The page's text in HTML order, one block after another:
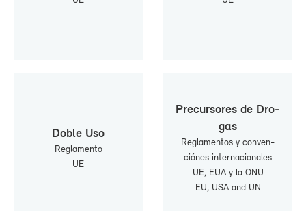
Do­ble Uso
Re­gla­men­to
UE
Pre­cur­so­res de Dro­
gas
Re­gla­men­tos y con­ven­
ció­nes in­ter­na­cio­na­les
UE, EUA y la ONU
EU, USA and UN